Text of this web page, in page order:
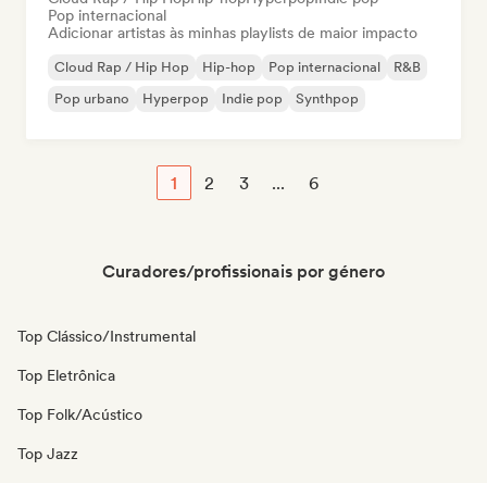
Pop internacional
Adicionar artistas às minhas playlists de maior impacto
Cloud Rap / Hip Hop Hip-hop Pop internacional
R&B
Pop urbano
Hyperpop Indie pop Synthpop
1 2 3 ... 6
Curadores/profissionais por género
Top Clássico/Instrumental
Top Eletrônica
Top Folk/Acústico
Top Jazz